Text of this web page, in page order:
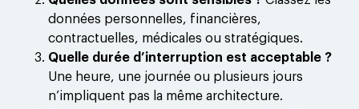
données personnelles, financières,
contractuelles, médicales ou stratégiques.
Quelle durée d’interruption est acceptable ?
Une heure, une journée ou plusieurs jours
n’impliquent pas la même architecture.